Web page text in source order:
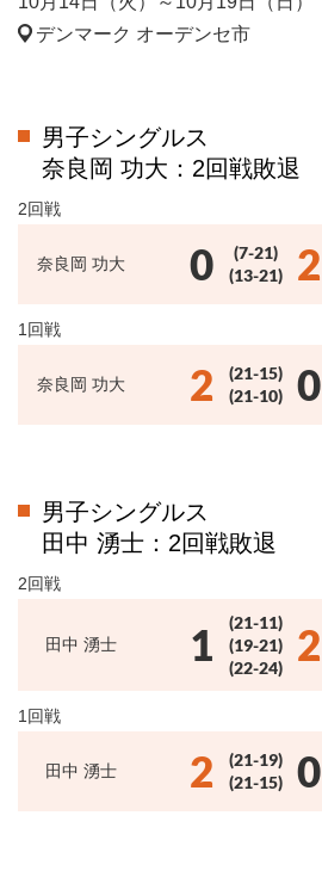
デンマーク オーデンセ市
男子シングルス
奈良岡 功大：2回戦敗退
2回戦
奈良岡 功大 0
(7-21)
(13-21)
2
1回戦
奈良岡 功大 2
(21-15)
(21-10)
0
男子シングルス
田中 湧士：2回戦敗退
2回戦
田中 湧士 1
(21-11)
(19-21)
(22-24)
2
1回戦
田中 湧士 2
(21-19)
(21-15)
0